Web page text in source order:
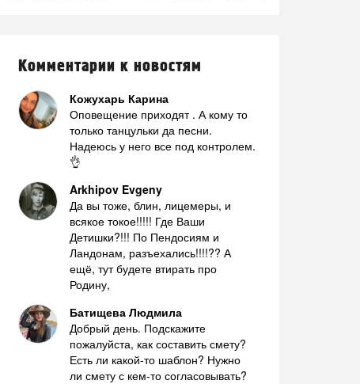
Комментарии к новостям
Кожухарь Карина
Оповещение приходят . А кому то
только танцульки да песни.
Надеюсь у него все под контролем.
👌
Arkhipov Evgeny
Да вы тоже, блин, лицемеры, и
всякое токое!!!!! Где Ваши
Детишки?!!! По Пендосиям и
Ландонам, разъехались!!!!?? А
ещё, тут будете втирать про
Родину,
Батищева Людмила
Добрый день. Подскажите
пожалуйста, как составить смету?
Есть ли какой-то шаблон? Нужно
ли смету с кем-то согласовывать?